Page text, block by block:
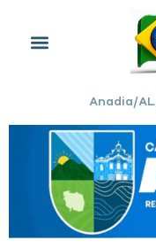
Anadia/